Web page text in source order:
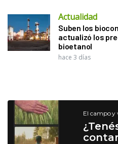
Actualidad
Suben los
actualizó los
bioetanol
hace 3 días
El campo y